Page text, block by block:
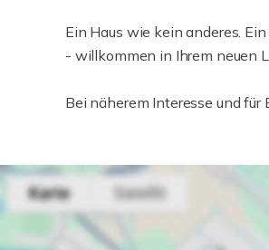
Ein Haus wie kein anderes.
- willkommen in Ihrem neuen
Bei näherem Interesse und